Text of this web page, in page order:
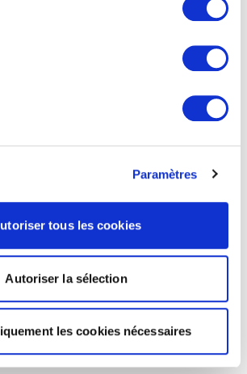
Paramètres
tous les cookies
Autoriser la sélection
les cookies nécessaires